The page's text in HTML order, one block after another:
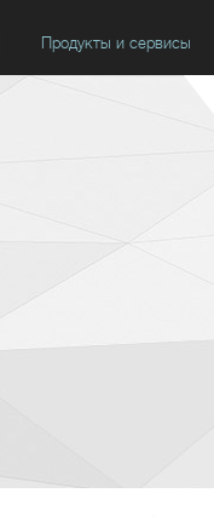
Продукты и сервисы